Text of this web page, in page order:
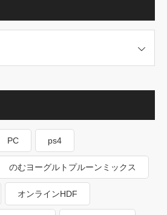
PC ps4
のむヨーグルトプルーンミックス
オンラインHDF